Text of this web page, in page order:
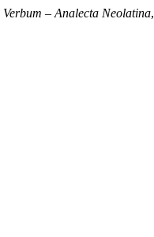
Verbum – Analecta Neolatina,